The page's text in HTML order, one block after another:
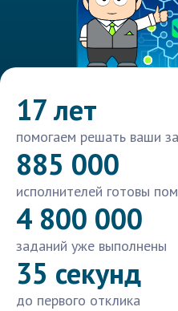
17 лет
помогаем решать ваши
885 000
исполнителей готовы
4 800 000
заданий уже выполнены
35 секунд
до первого отклика